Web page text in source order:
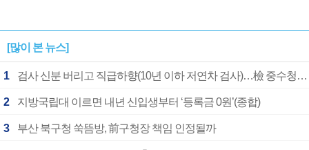
[많이 본 뉴스]
1 검사 신분 버리고 직급하향(10년 이하 저연차 검사)…檢 중수청행 기피
2 지방국립대 이르면 내년 신입생부터 ‘등록금 0원’(종합)
3 부산 북구청 쑥뜸방, 前구청장 책임 인정될까